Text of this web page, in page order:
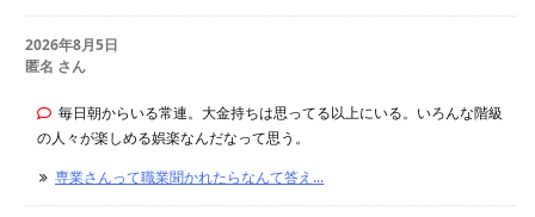
2026年8月5日
匿名 さん
毎日朝からいる常連。大金持ちは思ってる以上にいる。いろんな階級
の人々が楽しめる娯楽なんだなって思う。
専業さんって職業聞かれたらなんて答え...